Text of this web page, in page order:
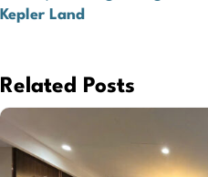
bài
Kepler Land
Related Posts